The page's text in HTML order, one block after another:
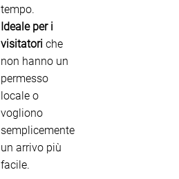
tempo.
Ideale per i
visitatori che
non hanno un
permesso
locale o
vogliono
semplicemente
un arrivo più
facile.